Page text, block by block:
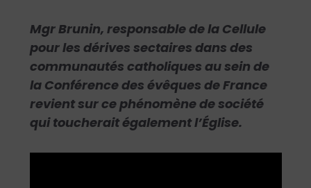
Mgr Brunin, responsable de la Cellule
pour les dérives sectaires dans des
communautés catholiques au sein de
la Conférence des évêques de France
revient sur ce phénomène de société
qui toucherait également l’Église.